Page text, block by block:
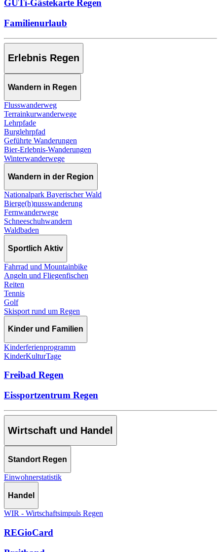
GUTi-Gästekarte Regen
Familienurlaub
Erlebnis Regen
Wandern in Regen
Flusswanderweg
Terrainkurwanderwege
Lehrpfade
Burglehrpfad
Geführte Wanderungen
Bier-Erlebnis-Wanderungen
Winterwanderwege
Wandern in der Region
Nationalpark Bayerischer Wald
Bierge(h)nusswanderung
Fernwanderwege
Schneeschuhwandern
Waldbaden
Sportlich Aktiv
Fahrrad und Mountainbike
Angeln und Fliegenfischen
Reiten
Tennis
Golf
Skisport rund um Regen
Kinder und Familien
Kinderferienprogramm
KinderKulturTage
Freibad Regen
Eissportzentrum Regen
Wirtschaft und Handel
Standort Regen
Einwohnerstatistik
Handel
WIR - Wirtschaftsimpuls Regen
REGioCard